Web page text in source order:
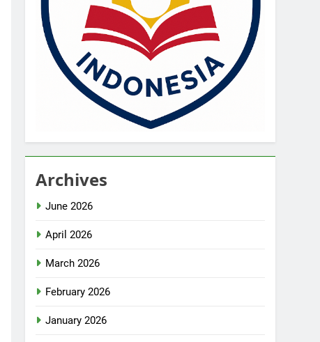
Archives
June 2026
April 2026
March 2026
February 2026
January 2026